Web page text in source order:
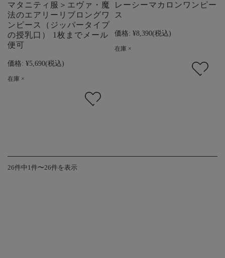
マタニティ服＞エヴァ・魔
法のエアリーリブロングワ
ンピース（ジッパータイプ
の授乳口） 1枚までメール
便可
価格: ¥5,690(税込)
在庫 ×
レーシーマカロンワンピー
ス
価格: ¥8,390(税込)
在庫 ×
26件中1件〜26件を表示